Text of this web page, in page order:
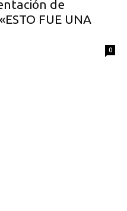
de
FUE UNA
0